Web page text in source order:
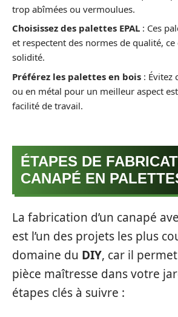
trop abîmées ou vermoulues.
Choisissez des palettes EPAL : Ces
et respectent des normes de qualité,
solidité.
Préférez les palettes en bois : Évitez
ou en métal pour un meilleur aspect
facilité de travail.
ÉTAPES DE
CANAPÉ EN
La fabrication d’un canapé
est l’un des projets les plus
domaine du DIY, car il
pièce maîtresse dans votre
étapes clés à suivre :